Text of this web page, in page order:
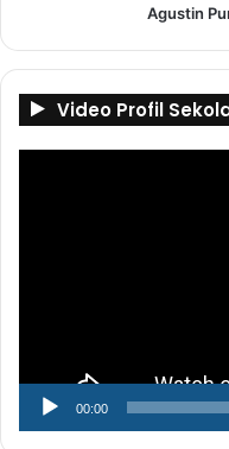
Agustin
Video Profil
00:00